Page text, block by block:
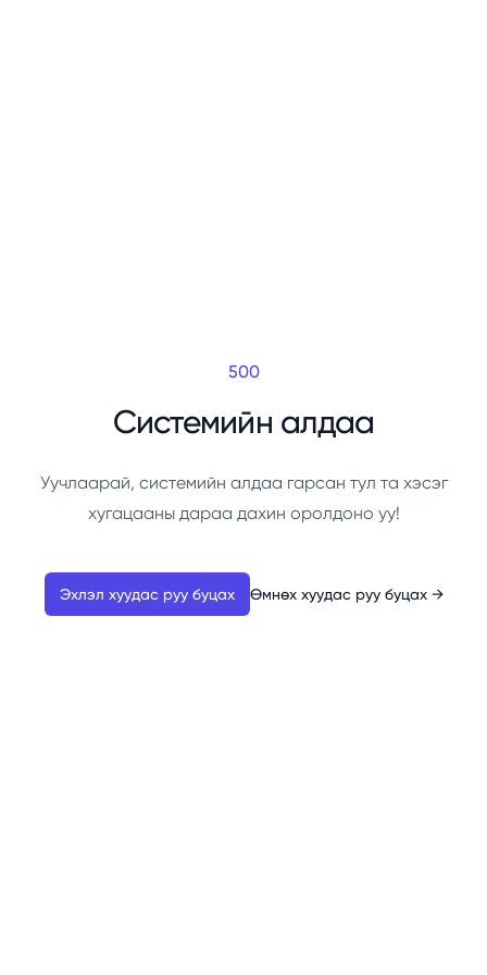
500
Системийн алдаа
Уучлаарай, системийн алдаа гарсан тул та хэсэг
хугацааны дараа дахин оролдоно уу!
Эхлэл хуудас руу буцах Өмнөх хуудас руу буцах →